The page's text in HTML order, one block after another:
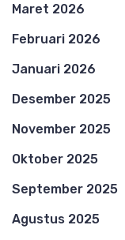
Maret 2026
Februari 2026
Januari 2026
Desember 2025
November 2025
Oktober 2025
September 2025
Agustus 2025